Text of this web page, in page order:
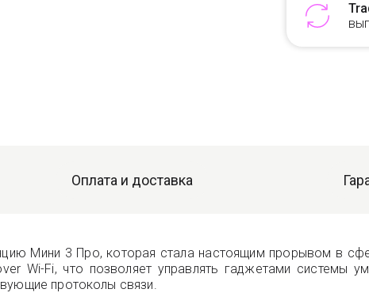
Оплата и доставка
Мини 3 Про, которая стала настоящим прорывом в
Wi-Fi, что позволяет управлять гаджетами системы
протоколы связи.